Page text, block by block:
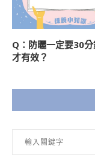
Q：防曬一定要30
才有效？